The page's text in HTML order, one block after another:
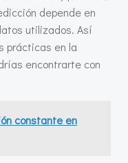
depende en
utilizados. Así
prácticas en la
encontrarte con
constante en